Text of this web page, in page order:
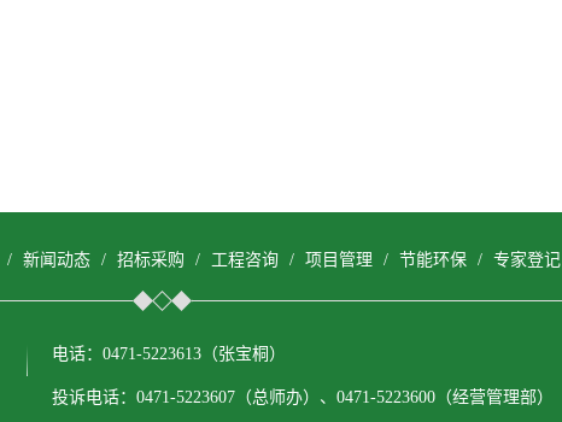
/ 新闻动态 / 招标采购 / 工程咨询 / 项目管理 / 节能环保 / 专家登记
电话：0471-5223613（张宝桐）
投诉电话：0471-5223607（总师办）、0471-5223600（经营管理部）